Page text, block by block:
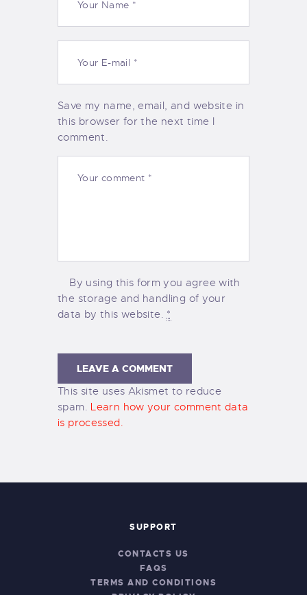
Save my name, email, and website in
this browser for the next time I
comment.
By using this form you agree with
the storage and handling of your
data by this website. *
This site uses Akismet to reduce
spam. Learn how your comment data
is processed.
SUPPORT
CONTACTS US
FAQS
TERMS AND CONDITIONS